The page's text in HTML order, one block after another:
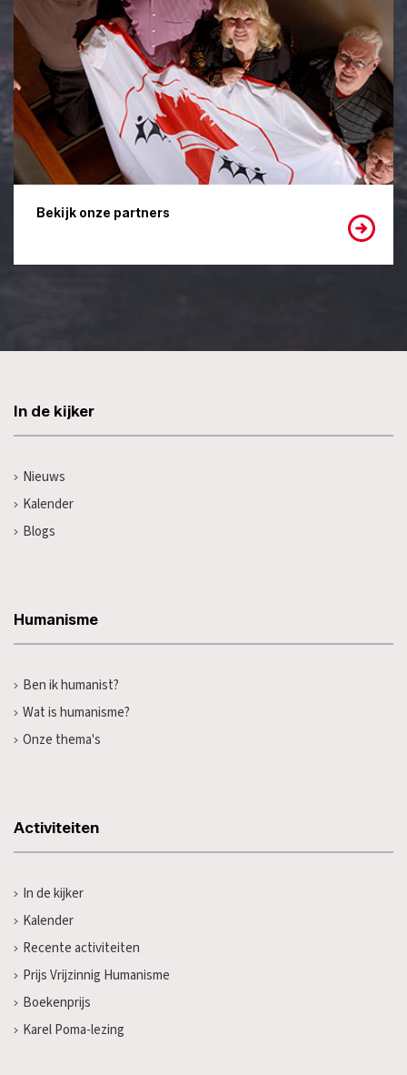
Bekijk onze partners
In de kijker
Nieuws
Kalender
Blogs
Humanisme
Ben ik humanist?
Wat is humanisme?
Onze thema's
Activiteiten
In de kijker
Kalender
Recente activiteiten
Prijs Vrijzinnig Humanisme
Boekenprijs
Karel Poma-lezing